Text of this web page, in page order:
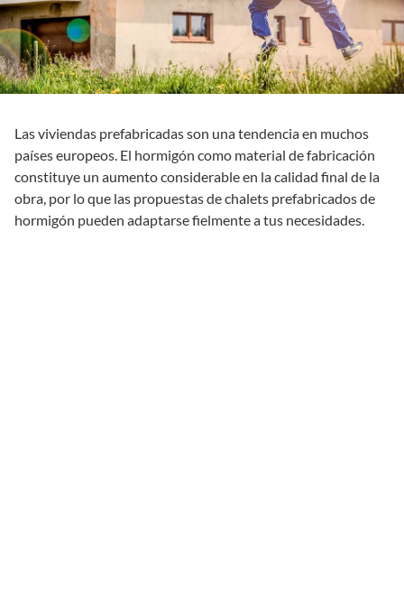
Las viviendas prefabricadas son una tendencia en muchos
países europeos. El hormigón como material de fabricación
constituye un aumento considerable en la calidad final de la
obra, por lo que las propuestas de chalets prefabricados de
hormigón pueden adaptarse fielmente a tus necesidades.